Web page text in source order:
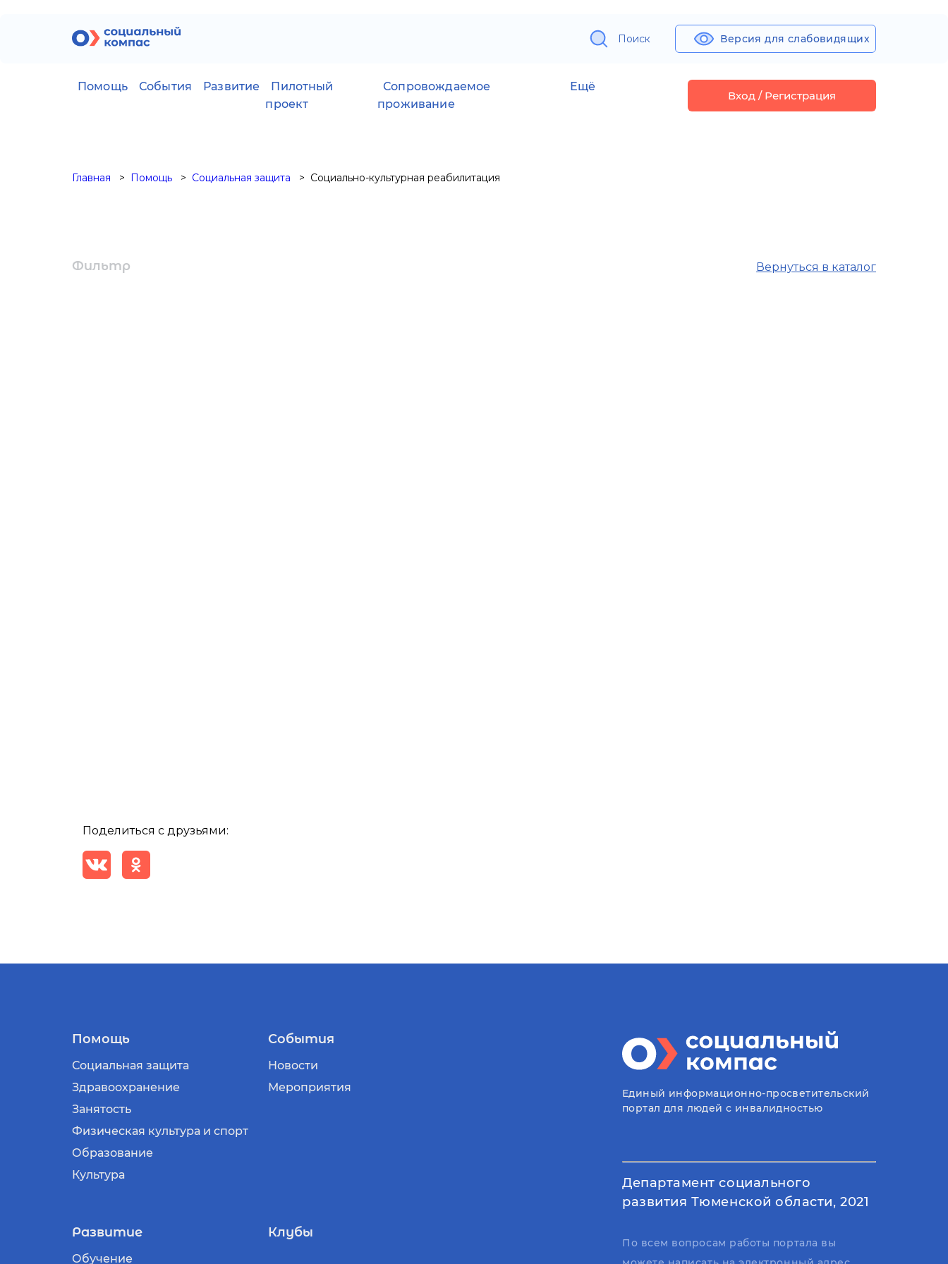
Поиск Версия для слабовидящих
Помощь События Развитие
Пилотный
проект
Сопровождаемое
проживание
Ещё
Вход / Регистрация
Главная Помощь Социальная защита Социально-культурная реабилитация
Фильтр Вернуться в каталог
Поделиться с друзьями:
Помощь
Социальная защита
Здравоохранение
Занятость
Физическая культура и спорт
Образование
Культура
События
Новости
Мероприятия
Развитие
Обучение
Клубы
Единый информационно-просветительский
портал для людей с инвалидностью
Департамент социального
развития Тюменской области, 2021
По всем вопросам работы портала вы